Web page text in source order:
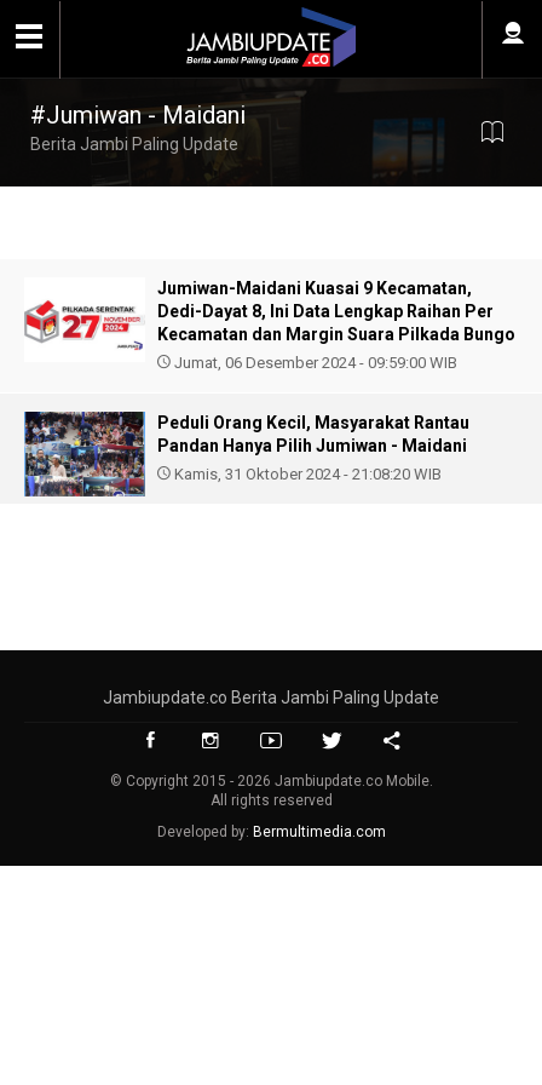
#Jumiwan - Maidani
Berita Jambi Paling Update
Jumiwan-Maidani Kuasai 9 Kecamatan,
Dedi-Dayat 8, Ini Data Lengkap Raihan Per
Kecamatan dan Margin Suara Pilkada Bungo
Jumat, 06 Desember 2024 - 09:59:00 WIB
Peduli Orang Kecil, Masyarakat Rantau
Pandan Hanya Pilih Jumiwan - Maidani
Kamis, 31 Oktober 2024 - 21:08:20 WIB
Jambiupdate.co Berita Jambi Paling Update
© Copyright 2015 - 2026 Jambiupdate.co Mobile.
All rights reserved
Developed by: Bermultimedia.com